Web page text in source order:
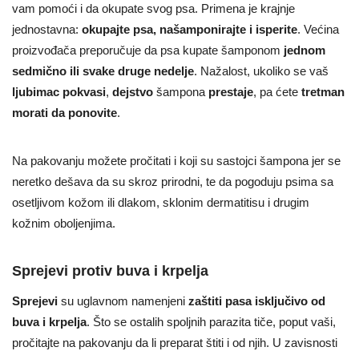
vam pomoći i da okupate svog psa. Primena je krajnje
jednostavna: okupajte psa, našamponirajte i isperite. Većina
proizvođača preporučuje da psa kupate šamponom jednom
sedmično ili svake druge nedelje. Nažalost, ukoliko se vaš
ljubimac pokvasi, dejstvo šampona prestaje, pa ćete tretman
morati da ponovite.
Na pakovanju možete pročitati i koji su sastojci šampona jer se
neretko dešava da su skroz prirodni, te da pogoduju psima sa
osetljivom kožom ili dlakom, sklonim dermatitisu i drugim
kožnim oboljenjima.
Sprejevi protiv buva i krpelja
Sprejevi su uglavnom namenjeni zaštiti pasa isključivo od
buva i krpelja. Što se ostalih spoljnih parazita tiče, poput vaši,
pročitajte na pakovanju da li preparat štiti i od njih. U zavisnosti